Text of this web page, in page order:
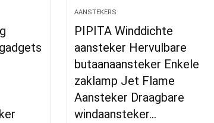
AANSTEKERS
PIPITA Winddichte
aansteker Hervulbare
butaanaansteker Enkele
zaklamp Jet Flame
Aansteker Draagbare
windaansteker…